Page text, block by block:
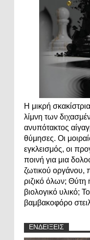
Η μικρή
λίμνη των
ανυπότακτος
θύμησες. Οι
εγκλεισμός, οι
ποινή για μια
ζωτικού οργάνου,
ριζικό όλων; Θύτη
βιολογικό υλικό;
βαμβακοφόρο
ΕΝΔΕΙΞΕΙΣ